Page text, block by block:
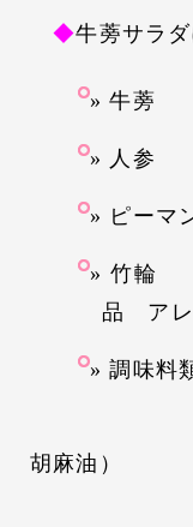
◆牛蒡サラ
牛蒡
人参
ピー
竹輪
品 アレ
調味
胡麻
胡麻油）
白